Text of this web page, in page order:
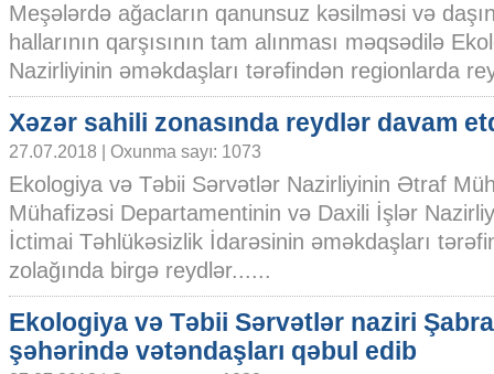
Meşələrdə ağacların qanunsuz kəsilməsi və
hallarının qarşısının tam alınması məqsədilə
Nazirliyinin əməkdaşları tərəfindən regionlarda
Xəzər sahili zonasında reydlər davam
27.07.2018 | Oxunma sayı: 1073
Ekologiya və Təbii Sərvətlər Nazirliyinin Ətraf
Mühafizəsi Departamentinin və Daxili İşlər
İctimai Təhlükəsizlik İdarəsinin əməkdaşları
zolağında birgə reydlər......
Ekologiya və Təbii Sərvətlər naziri
şəhərində vətəndaşları qəbul edib